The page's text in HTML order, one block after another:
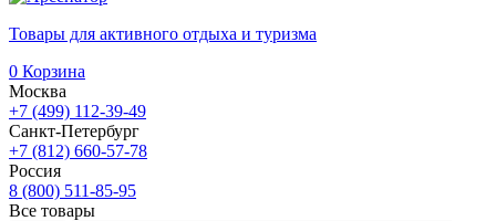
Товары для активного отдыха и туризма
0 Корзина
Москва
+7 (499) 112-39-49
Санкт-Петербург
+7 (812) 660-57-78
Россия
8 (800) 511-85-95
Все товары